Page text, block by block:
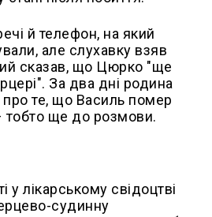
й телефон, на який
але слухавку взяв
сказав, що Цюрко "ще
За два дні родина
про те, що Василь помер
тобто ще до розмови.
у лікарському свідоцтві
судинну